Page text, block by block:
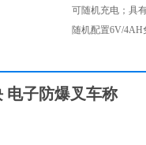
可随机充电；具
随机配置6V/4AH
电子防爆叉车称